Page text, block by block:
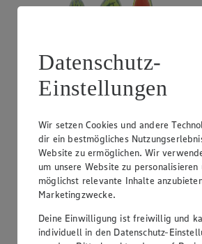
Angebot: Gut & Günstig
1.29
Festpreis von 1.29€
aus Israel, Kl. I, Stück
Datenschutz-
Einstellungen
Wir setzen Cookies und andere
dir ein bestmögliches
Website zu ermöglichen. Wir
um unsere Website zu
möglichst relevante Inhalte
Marketingzwecke.
Deine Einwilligung ist freiwillig und
individuell in den Datenschutz-